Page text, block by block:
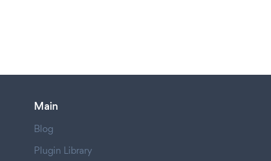
Main
Blog
Plugin Library